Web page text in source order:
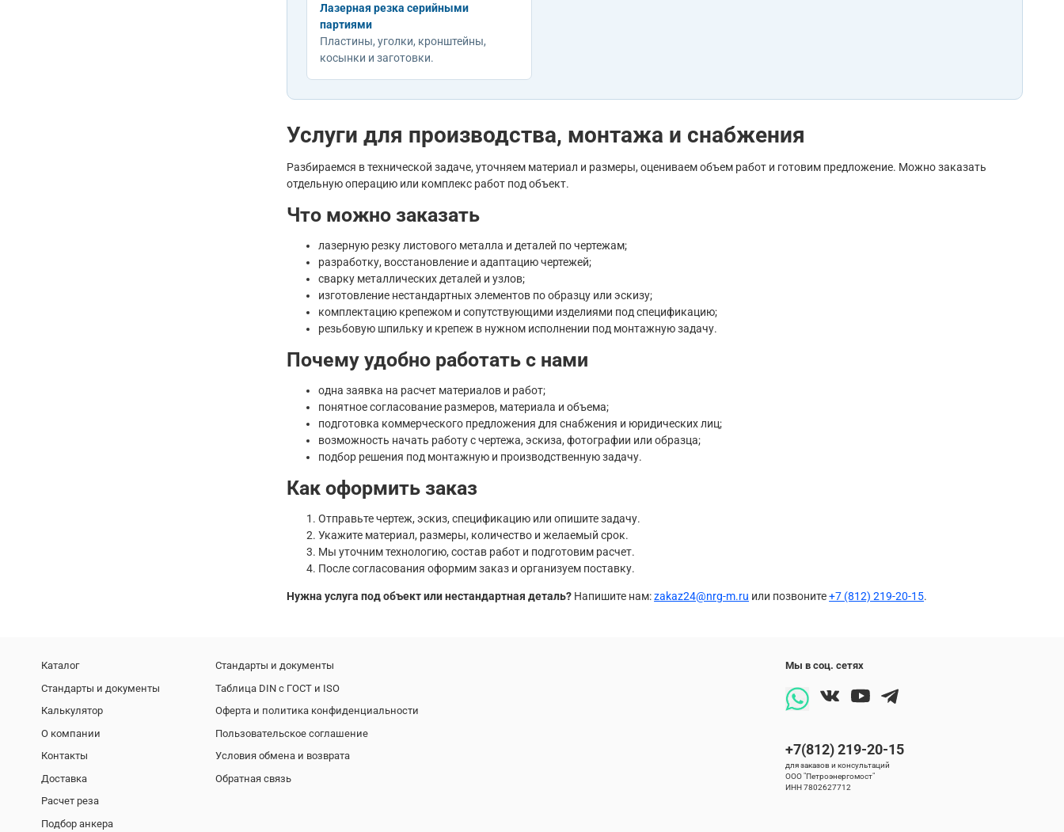
Лазерная резка серийными
партиями
Пластины, уголки, кронштейны,
косынки и заготовки.
Услуги для производства, монтажа и снабжения
Разбираемся в технической задаче, уточняем материал и размеры, оцениваем объем работ и готовим предложение. Можно заказать
отдельную операцию или комплекс работ под объект.
Что можно заказать
лазерную резку листового металла и деталей по чертежам;
разработку, восстановление и адаптацию чертежей;
сварку металлических деталей и узлов;
изготовление нестандартных элементов по образцу или эскизу;
комплектацию крепежом и сопутствующими изделиями под спецификацию;
резьбовую шпильку и крепеж в нужном исполнении под монтажную задачу.
Почему удобно работать с нами
одна заявка на расчет материалов и работ;
понятное согласование размеров, материала и объема;
подготовка коммерческого предложения для снабжения и юридических лиц;
возможность начать работу с чертежа, эскиза, фотографии или образца;
подбор решения под монтажную и производственную задачу.
Как оформить заказ
Отправьте чертеж, эскиз, спецификацию или опишите задачу.
Укажите материал, размеры, количество и желаемый срок.
Мы уточним технологию, состав работ и подготовим расчет.
После согласования оформим заказ и организуем поставку.
Нужна услуга под объект или нестандартная деталь? Напишите нам:zakaz24@nrg-m.ru или позвоните+7 (812) 219-20-15.
Каталог
Стандарты и документы
Калькулятор
О компании
Контакты
Доставка
Расчет реза
Подбор анкера
Стандарты и документы
Таблица DIN с ГОСТ и ISO
Оферта и политика конфиденциальности
Пользовательское соглашение
Условия обмена и возврата
Обратная связь
Мы в соц. сетях
+7(812) 219-20-15
для заказов и консультаций
ООО "Петроэнергомост"
ИНН 7802627712